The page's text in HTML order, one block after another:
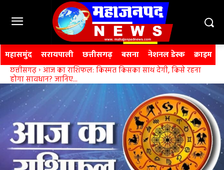
महासमुंद सरायपाली छत्तीसगढ़ बसना नेशनल डेस्क क्राइम
छत्तीसगढ़ आज का राशिफल: किस्मत किसका साथ देगी, किसे रहना
होगा सावधान? जानिए...